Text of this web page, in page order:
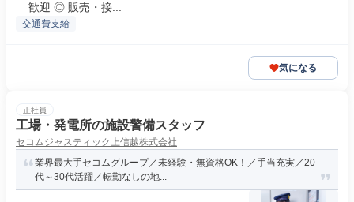
歓迎 ◎ 販売・接...
交通費支給
気になる
正社員
工場・発電所の施設警備スタッフ
セコムジャスティック上信越株式会社
業界最大手セコムグループ／未経験・無資格OK！／手当充実／20
代～30代活躍／転勤なしの地...